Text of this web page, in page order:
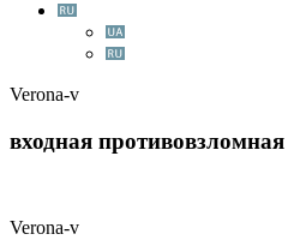
Verona-v
входная
Verona-v